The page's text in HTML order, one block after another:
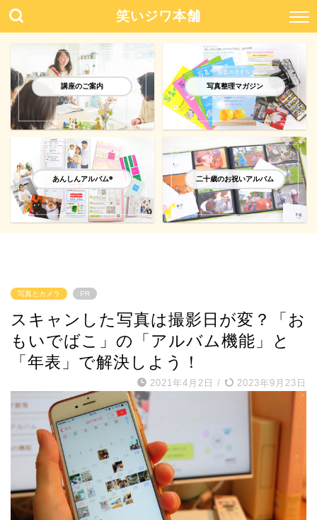
笑いジワ本舗
講座のご案内 写真整理マガジン
あんしんアルバム®️ 二十歳のお祝いアルバム
写真とカメラ PR
スキャンした写真は撮影日が変？「お
もいでばこ」の「アルバム機能」と
「年表」で解決しよう！
2021年4月2日 / 2023年9月23日